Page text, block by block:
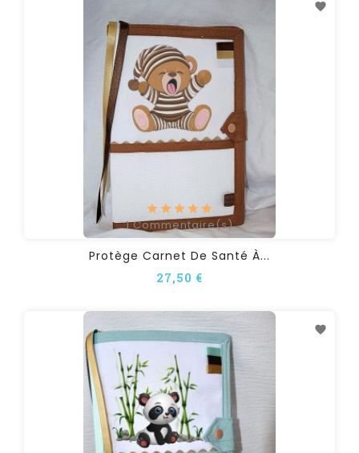
1Commentaire(s)
Protège Carnet De Santé À...
27,50 €